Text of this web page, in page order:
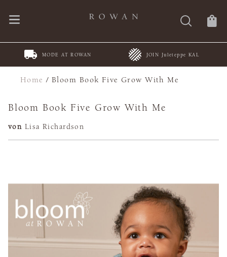
MODE AT ROWAN JOIN Juleteppe KAL
Home /Bloom Book Five Grow With Me
Bloom Book Five Grow With Me
von Lisa Richardson